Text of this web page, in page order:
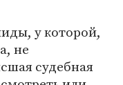
у которой,
не
судебная